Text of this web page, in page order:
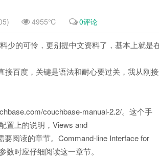
4955℃ 0评论
少的可怜，更别提中文资料了，基本上就是
百度，关键是语法和耐心要过关，我从刚
couchbase-manual-2.2/。这个手
置上的说明，Views and
阅读的章节。Command-line Interface for
时应仔细阅读这一章节。